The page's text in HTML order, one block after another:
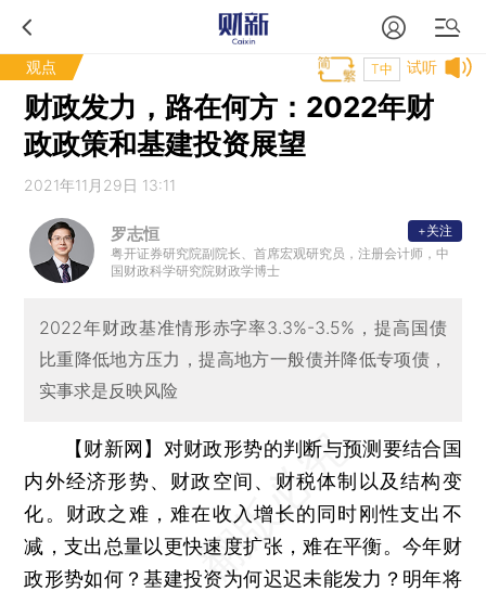
观点 试听
T中
财政发力，路在何方：2022年财
政政策和基建投资展望
2021年11月29日 13:11
罗志恒
粤开证券研究院副院长、首席宏观研究员，注册会计师，中
国财政科学研究院财政学博士
+关注
2022年财政基准情形赤字率3.3%-3.5%，提高国债
比重降低地方压力，提高地方一般债并降低专项债，
实事求是反映风险
【财新网】 对财政形势的判断与预测要结合国
内外经济形势、财政空间、财税体制以及结构变
化。财政之难，难在收入增长的同时刚性支出不
减，支出总量以更快速度扩张，难在平衡。今年财
政形势如何？基建投资为何迟迟未能发力？明年将